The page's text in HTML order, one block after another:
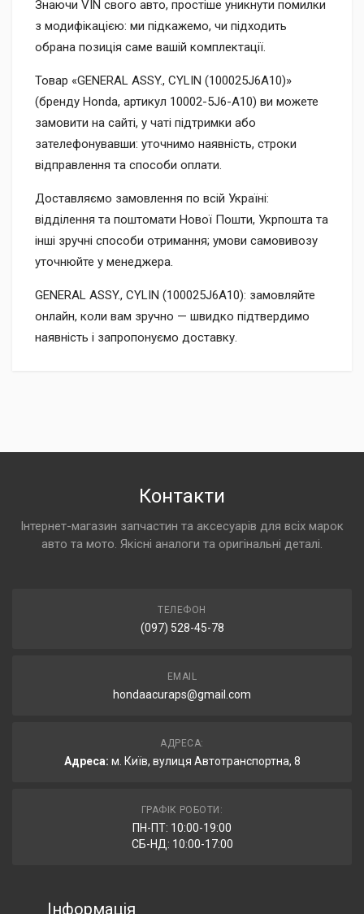
Знаючи VIN свого авто, простіше уникнути помилки
з модифікацією: ми підкажемо, чи підходить
обрана позиція саме вашій комплектації.
Товар «GENERAL ASSY., CYLIN (100025J6A10)»
(бренду Honda, артикул 10002-5J6-A10) ви можете
замовити на сайті, у чаті підтримки або
зателефонувавши: уточнимо наявність, строки
відправлення та способи оплати.
Доставляємо замовлення по всій Україні:
відділення та поштомати Нової Пошти, Укрпошта та
інші зручні способи отримання; умови самовивозу
уточнюйте у менеджера.
GENERAL ASSY., CYLIN (100025J6A10): замовляйте
онлайн, коли вам зручно — швидко підтвердимо
наявність і запропонуємо доставку.
Контакти
Інтернет-магазин запчастин та аксесуарів для всіх марок
авто та мото. Якісні аналоги та оригінальні деталі.
ТЕЛЕФОН
(097) 528-45-78
EMAIL
hondaacuraps@gmail.com
АДРЕСА:
Адреса: м. Київ, вулиця Автотранспортна, 8
ГРАФІК РОБОТИ:
ПН-ПТ: 10:00-19:00
СБ-НД: 10:00-17:00
Інформація